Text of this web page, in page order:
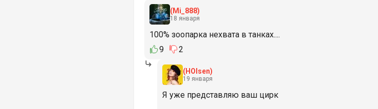
(Mi_888)
18 января
100% зоопарка нехвата в танках....
9
2
(HOlsen)
19 января
Я уже представляю ваш цирк